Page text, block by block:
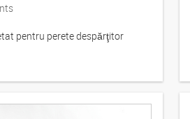
pentru perete despărţitor